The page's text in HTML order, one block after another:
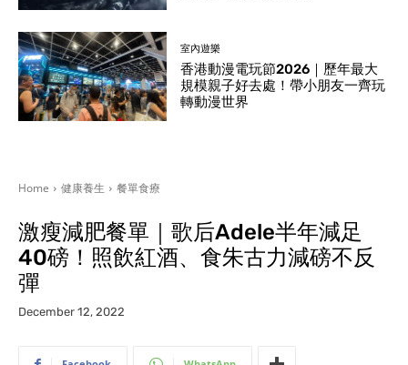
室內遊樂
香港動漫電玩節2026｜歷年最大
規模親子好去處！帶小朋友一齊玩
轉動漫世界